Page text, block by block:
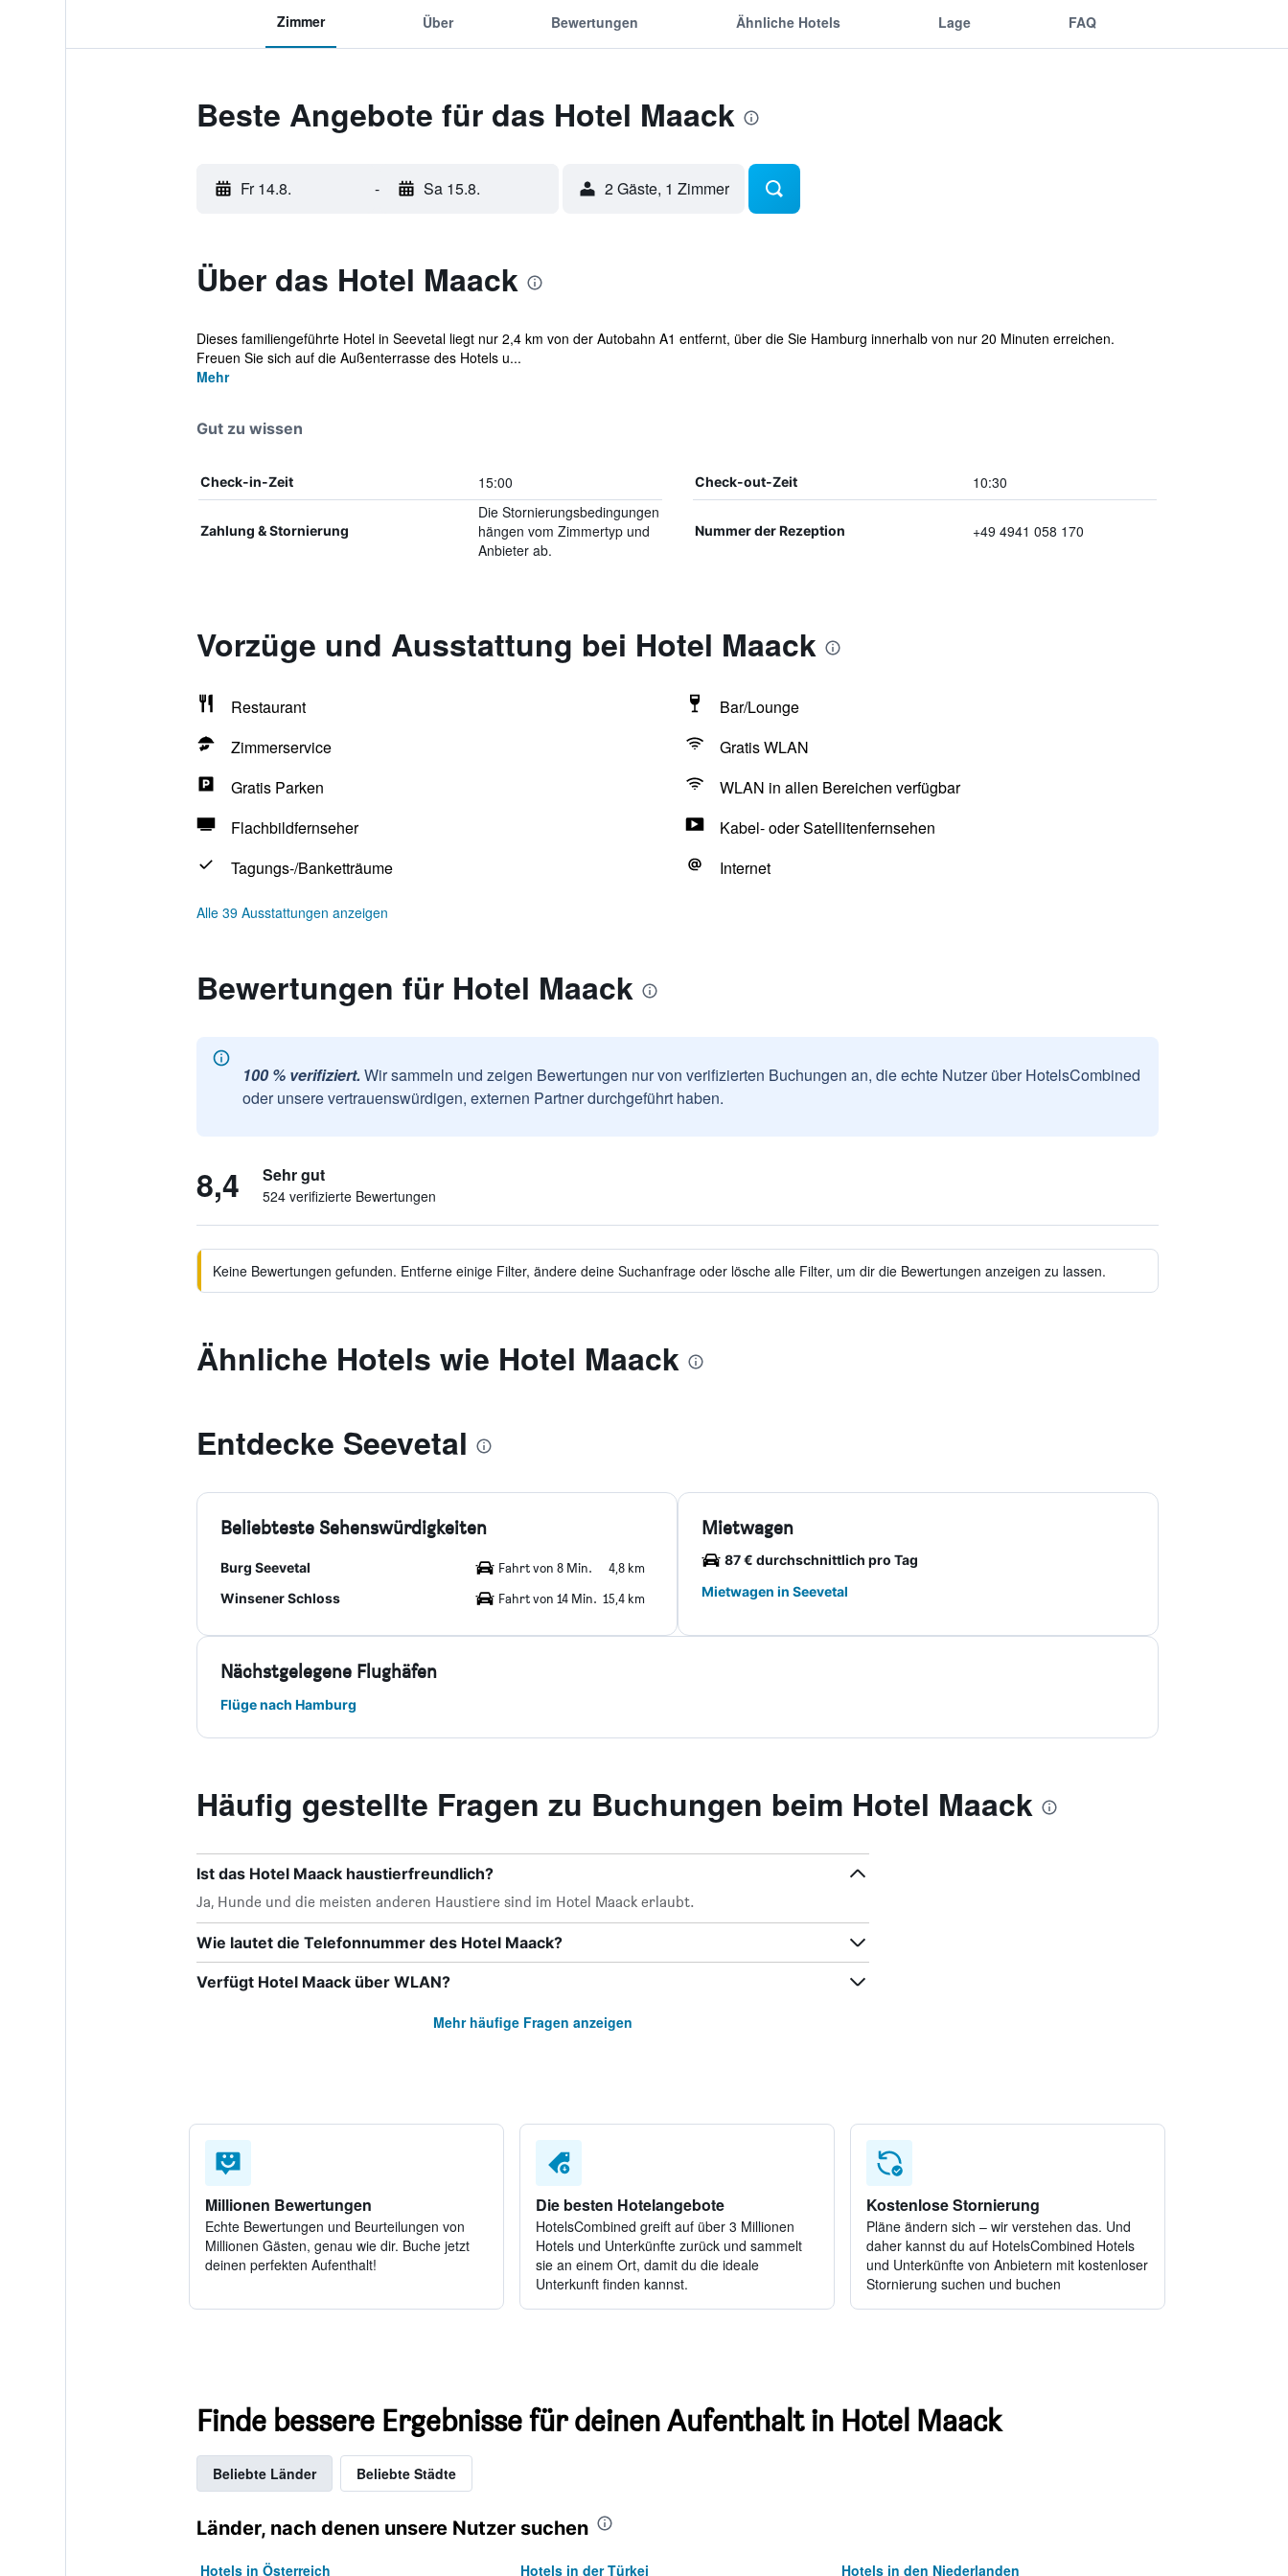
Zimmer Über Bewertungen Ähnliche Hotels Lage FAQ
Beste Angebote für das Hotel Maack
Fr 14.8. - Sa 15.8. 2 Gäste, 1 Zimmer
Über das Hotel Maack
Dieses familiengeführte Hotel in Seevetal liegt nur 2,4 km von der Autobahn A1 entfernt, über die Sie Hamburg innerhalb von nur 20 Minuten erreichen.
Freuen Sie sich auf die Außenterrasse des Hotels u...
Mehr
Gut zu wissen
Check-in-Zeit 15:00 Check-out-Zeit 10:30
Zahlung & Stornierung
Die Stornierungsbedingungen
hängen vom Zimmertyp und
Anbieter ab.
Nummer der Rezeption +49 4941 058 170
Vorzüge und Ausstattung bei Hotel Maack
Restaurant
Bar/Lounge
Zimmerservice
Gratis WLAN
Gratis Parken
WLAN in allen Bereichen verfügbar
Flachbildfernseher
Kabel- oder Satellitenfernsehen
Tagungs-/Banketträume
Internet
Alle 39 Ausstattungen anzeigen
Bewertungen für Hotel Maack
100 % verifiziert. Wir sammeln und zeigen Bewertungen nur von verifizierten Buchungen an, die echte Nutzer über HotelsCombined
oder unsere vertrauenswürdigen, externen Partner durchgeführt haben.
8,4 Sehr gut
524 verifizierte Bewertungen
Keine Bewertungen gefunden. Entferne einige Filter, ändere deine Suchanfrage oder lösche alle Filter, um dir die Bewertungen anzeigen zu lassen.
Ähnliche Hotels wie Hotel Maack
Entdecke Seevetal
Beliebteste Sehenswürdigkeiten
Burg Seevetal Fahrt von 8 Min.
4,8 km
Winsener Schloss
Fahrt von 14 Min. 15,4 km
Mietwagen
87 € durchschnittlich pro Tag
Mietwagen in Seevetal
Nächstgelegene Flughäfen
Flüge nach Hamburg
Häufig gestellte Fragen zu Buchungen beim Hotel Maack
Ist das Hotel Maack haustierfreundlich?
Ja, Hunde und die meisten anderen Haustiere sind im Hotel Maack erlaubt.
Wie lautet die Telefonnummer des Hotel Maack?
Verfügt Hotel Maack über WLAN?
Mehr häufige Fragen anzeigen
Millionen Bewertungen
Echte Bewertungen und Beurteilungen von
Millionen Gästen, genau wie dir. Buche jetzt
deinen perfekten Aufenthalt!
Die besten Hotelangebote
HotelsCombined greift auf über 3 Millionen
Hotels und Unterkünfte zurück und sammelt
sie an einem Ort, damit du die ideale
Unterkunft finden kannst.
Kostenlose Stornierung
Pläne ändern sich – wir verstehen das. Und
daher kannst du auf HotelsCombined Hotels
und Unterkünfte von Anbietern mit kostenloser
Stornierung suchen und buchen
Finde bessere Ergebnisse für deinen Aufenthalt in Hotel Maack
Beliebte Länder Beliebte Städte
Länder, nach denen unsere Nutzer suchen
Hotels in Österreich Hotels in der Türkei Hotels in den Niederlanden